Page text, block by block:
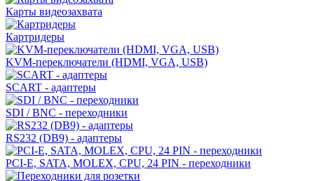
Карты видеозахвата
Картридеры
KVM-переключатели (HDMI, VGA, USB)
SCART - адаптеры
SDI / BNC - переходники
RS232 (DB9) - адаптеры
PCI-E, SATA, MOLEX, CPU, 24 PIN - переходники